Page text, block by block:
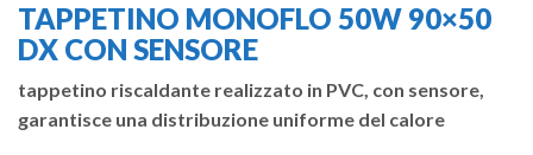
TAPPETINO MONOFLO 50W 90×50
DX CON SENSORE
tappetino riscaldante realizzato in PVC, con sensore,
garantisce una distribuzione uniforme del calore